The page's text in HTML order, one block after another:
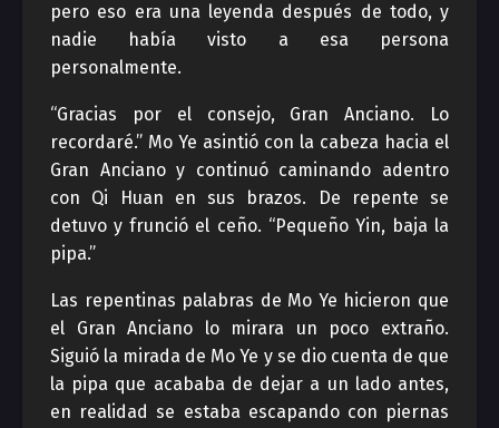
pero eso era una leyenda después de todo, y
nadie había visto a esa persona
personalmente.
“Gracias por el consejo, Gran Anciano. Lo
recordaré.” Mo Ye asintió con la cabeza hacia el
Gran Anciano y continuó caminando adentro
con Qi Huan en sus brazos. De repente se
detuvo y frunció el ceño. “Pequeño Yin, baja la
pipa.”
Las repentinas palabras de Mo Ye hicieron que
el Gran Anciano lo mirara un poco extraño.
Siguió la mirada de Mo Ye y se dio cuenta de que
la pipa que acababa de dejar a un lado antes,
en realidad se estaba escapando con piernas